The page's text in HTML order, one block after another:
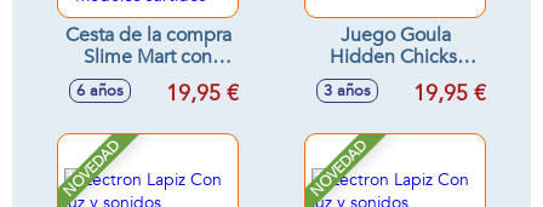
Cesta de la compra
Slime Mart con
Comida, crea,
personaliza y
¡Parecen
reales!18,2X24,5X14,5cm
- Modelos surtidos
6 años 19,95 €
Juego Goula
Hidden Chicks.
Incluye 2 modos de
juego. Encuentra
completar la
gallina.
3 años 19,95 €
NOVEDAD NOVEDAD